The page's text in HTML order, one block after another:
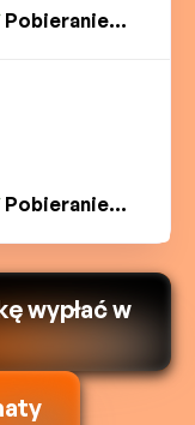
Pobieranie...
Pobieranie...
wypłać w